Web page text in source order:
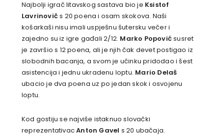
Najbolji igrač litavskog sastava bio je Ksistof
Lavrinovičs 20 poena i osam skokova. Naši
košarkaši nisu imali uspješnu šutersku večer i
zajedno su iz igre gađali 2/12. Marko Popovićsusret
je završio s 12 poena, ali je njih čak devet postigao iz
slobodnih bacanja, a svom je učinku pridodao i šest
asistencija i jednu ukradenu loptu. Mario Delaš
ubacio je dva poena uz po jedan skok i osvojenu
loptu.
Kod gostiju se najviše istaknuo slovački
reprezentativacAnton Gavel s 20 ubačaja.